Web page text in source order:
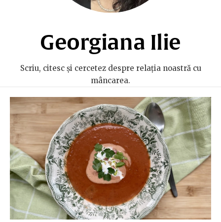
Georgiana Ilie
Scriu, citesc și cercetez despre relația noastră cu
mâncarea.